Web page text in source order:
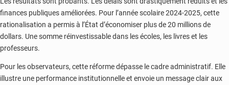
finances publiques améliorées. Pour l’année scolaire 2024-2025, cette
rationalisation a permis à l’État d’économiser plus de 20 millions de
dollars. Une somme réinvestissable dans les écoles, les livres et les
professeurs.
Pour les observateurs, cette réforme dépasse le cadre administratif. Elle
illustre une performance institutionnelle et envoie un message clair aux